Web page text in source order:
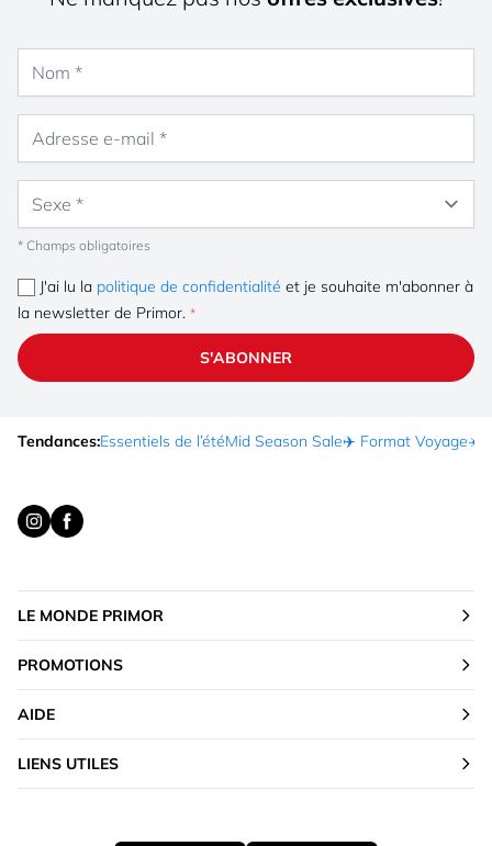
* Champs obligatoires
J'ai lu la politique de confidentialité et je souhaite m'abonner à
la newsletter de Primor.
S'ABONNER
Tendances:Essentiels de l’étéMid Season Sale✈️ Format Voyage☀️
LE MONDE PRIMOR
PROMOTIONS
AIDE
LIENS UTILES